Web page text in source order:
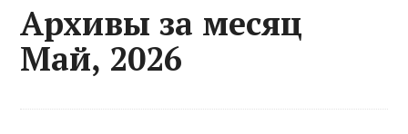
Архивы за месяц
Май, 2026